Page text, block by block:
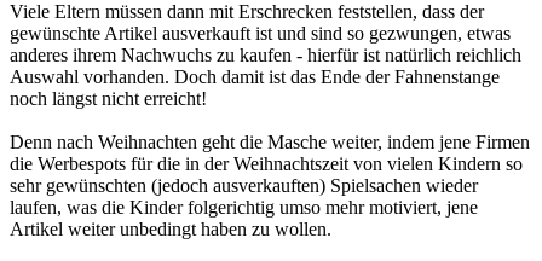
Viele Eltern müssen dann mit Erschrecken feststellen, dass der
gewünschte Artikel ausverkauft ist und sind so gezwungen, etwas
anderes ihrem Nachwuchs zu kaufen - hierfür ist natürlich reichlich
Auswahl vorhanden. Doch damit ist das Ende der Fahnenstange
noch längst nicht erreicht!
Denn nach Weihnachten geht die Masche weiter, indem jene Firmen
die Werbespots für die in der Weihnachtszeit von vielen Kindern so
sehr gewünschten (jedoch ausverkauften) Spielsachen wieder
laufen, was die Kinder folgerichtig umso mehr motiviert, jene
Artikel weiter unbedingt haben zu wollen.